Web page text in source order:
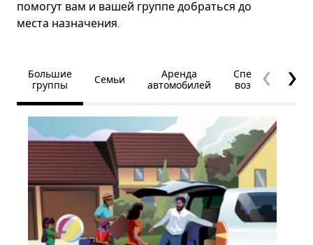
помогут вам и вашей группе добраться до
места назначения.
Большие
группы
Семьи
Аренда
автомобилей
Специальные
возможности